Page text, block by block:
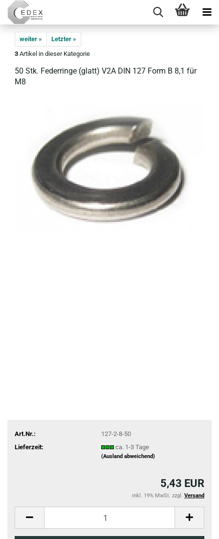
weiter »
Letzter »
3 Artikel in dieser Kategorie
50 Stk. Fe­der­rin­ge (glatt) V2A DIN 127 Form B 8,1 für
M8
Art.Nr.:
127-2-8-50
Lieferzeit:
ca. 1-3 Tage
(Ausland abweichend)
5,43 EUR
inkl. 19% MwSt. zzgl. Versand